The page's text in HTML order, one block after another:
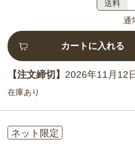
送料
通
カートに入れる
【注文締切】 2026年11月12
在庫あり
ネット限定